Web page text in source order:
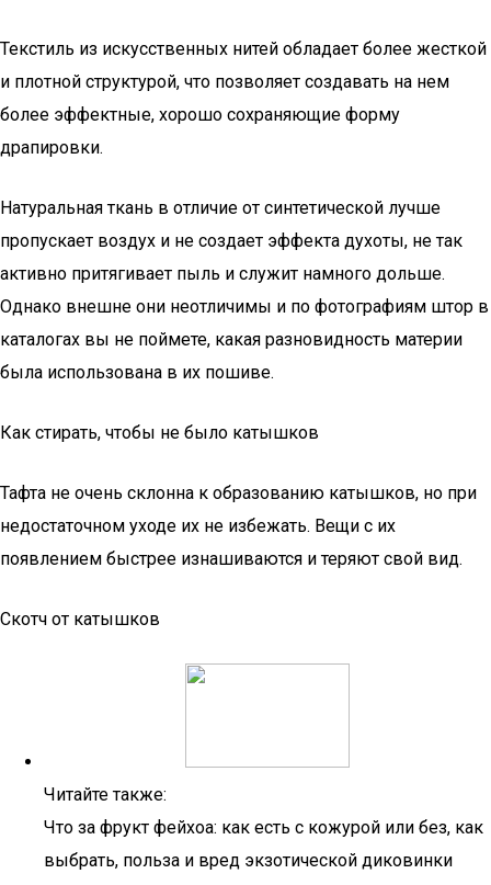
Текстиль из искусственных нитей обладает более жесткой
и плотной структурой, что позволяет создавать на нем
более эффектные, хорошо сохраняющие форму
драпировки.
Натуральная ткань в отличие от синтетической лучше
пропускает воздух и не создает эффекта духоты, не так
активно притягивает пыль и служит намного дольше.
Однако внешне они неотличимы и по фотографиям штор в
каталогах вы не поймете, какая разновидность материи
была использована в их пошиве.
Как стирать, чтобы не было катышков
Тафта не очень склонна к образованию катышков, но при
недостаточном уходе их не избежать. Вещи с их
появлением быстрее изнашиваются и теряют свой вид.
Скотч от катышков
Читайте также:
Что за фрукт фейхоа: как есть с кожурой или без, как
выбрать, польза и вред экзотической диковинки